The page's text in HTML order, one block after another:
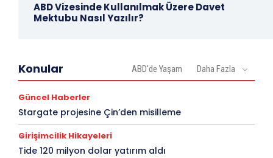
ABD Vizesinde Kullanılmak Üzere Davet
Mektubu Nasıl Yazılır?
Konular ABD'de Yaşam Daha Fazla
Güncel Haberler
Stargate projesine Çin’den misilleme
Girişimcilik Hikayeleri
Tide 120 milyon dolar yatırım aldı